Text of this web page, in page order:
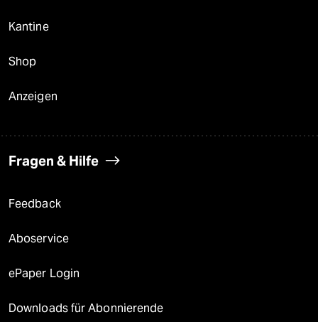
Kantine
Shop
Anzeigen
Fragen & Hilfe
Feedback
Aboservice
ePaper Login
Downloads für Abonnierende